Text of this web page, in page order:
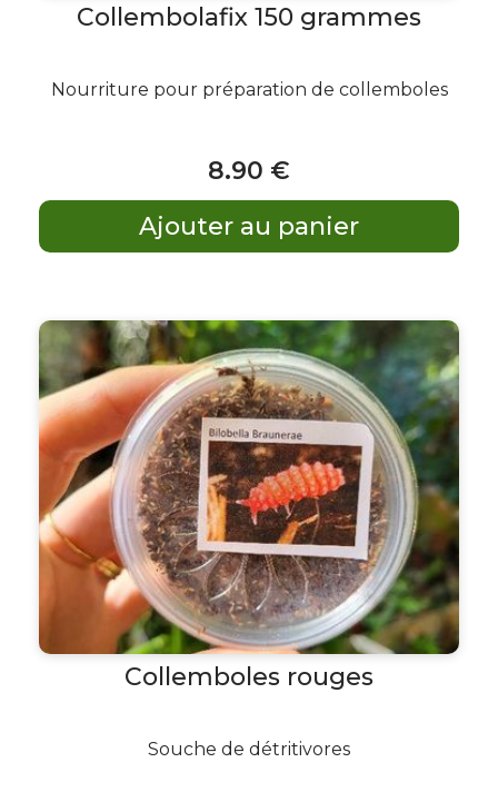
Collembolafix 150 grammes
Nourriture pour préparation de collemboles
8.90 €
Collemboles rouges
Souche de détritivores